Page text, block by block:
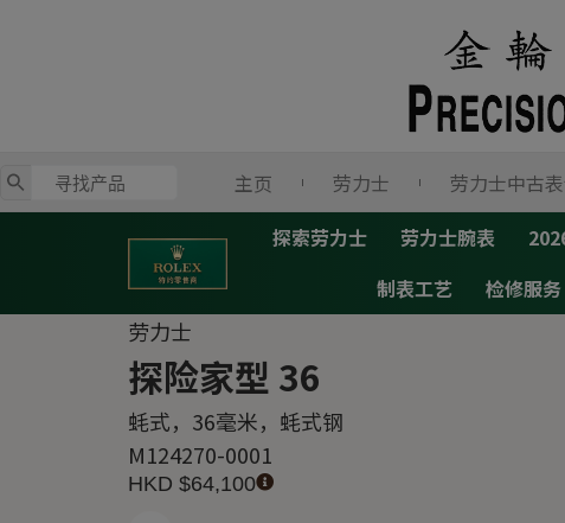
主页 劳力士 劳力士中古
探索劳力士
劳力士腕表
制表工艺
检修服务
劳力士
探险家型 36
蚝式，36毫米，蚝式钢
M124270-0001
HKD $64,100